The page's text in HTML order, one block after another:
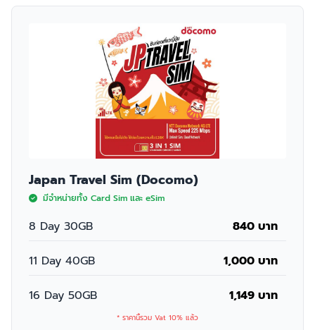
Japan Travel Sim (Docomo)
มีจำหน่ายทั้ง Card Sim และ eSim
8 Day 30GB 840 บาท
11 Day 40GB 1,000 บาท
16 Day 50GB 1,149 บาท
* ราคานี้รวม Vat 10% แล้ว